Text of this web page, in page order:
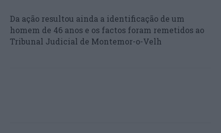
Da ação resultou ainda a identificação de um
homem de 46 anos e os factos foram remetidos ao
Tribunal Judicial de Montemor-o-Velh